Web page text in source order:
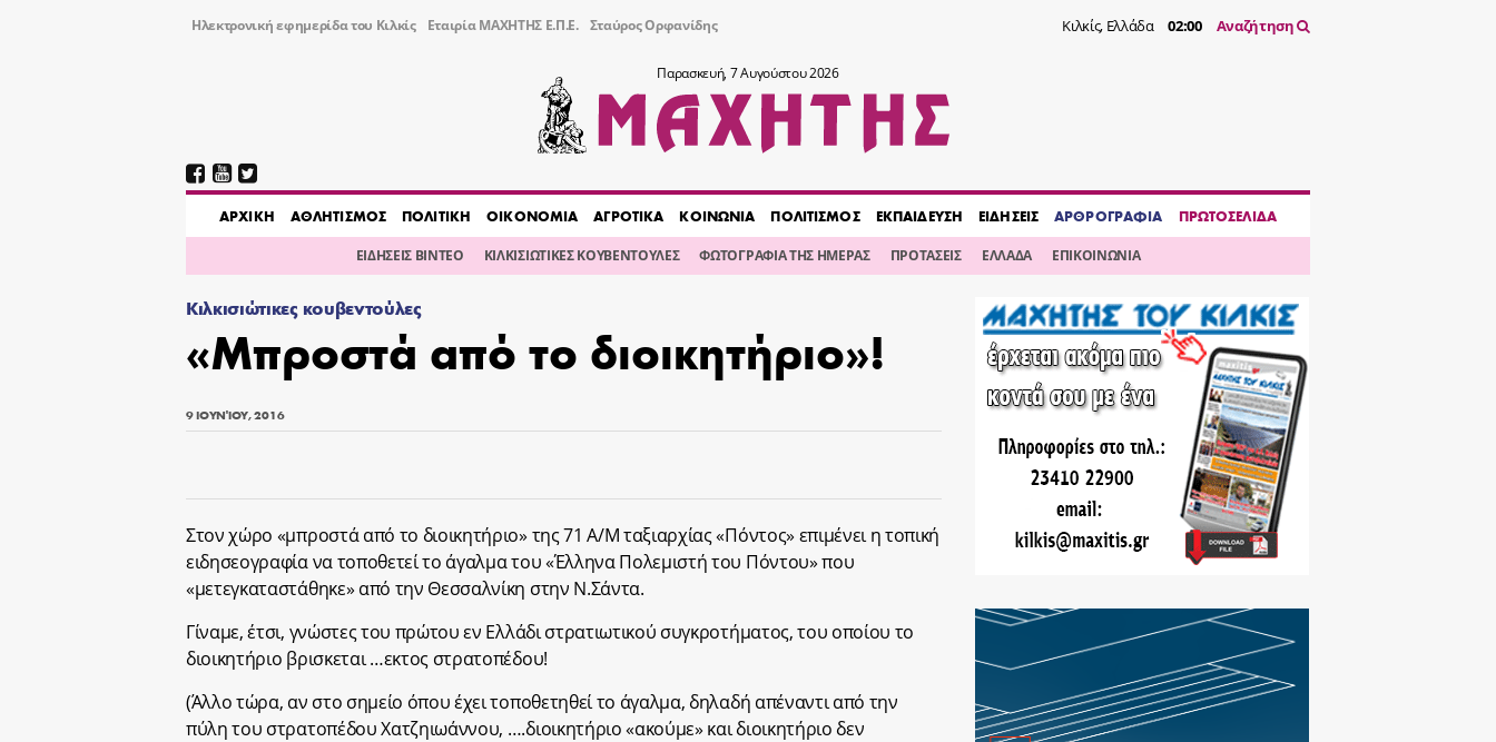
Ηλεκτρονική εφημερίδα του Κιλκίς Εταιρία ΜΑΧΗΤΗΣ Ε.Π.Ε. Σταύρος Ορφανίδης Κιλκίς, Ελλάδα 02:00 Αναζήτηση
Παρασκευή, 7 Αυγούστου 2026
AΡΧΙΚΗ ΑΘΛΗΤΙΣΜΟΣ ΠΟΛΙΤΙΚΗ ΟΙΚΟΝΟΜΙΑ ΑΓΡΟΤΙΚΑ ΚΟΙΝΩΝΙΑ ΠΟΛΙΤΙΣΜΟΣ ΕΚΠΑΙΔΕΥΣΗ ΕΙΔΗΣΕΙΣ ΑΡΘΡΟΓΡΑΦΙΑ ΠΡΩΤΟΣΕΛΙΔΑ
ΕΙΔΗΣΕΙΣ ΒΙΝΤΕΟ ΚΙΛΚΙΣΙΩΤΙΚΕΣ ΚΟΥΒΕΝΤΟΥΛΕΣ ΦΩΤΟΓΡΑΦΙΑ ΤΗΣ ΗΜΕΡΑΣ ΠΡΟΤΑΣΕΙΣ ΕΛΛΑΔΑ ΕΠΙΚΟΙΝΩΝΙΑ
Κιλκισιώτικες κουβεντούλες
«Μπροστά από το διοικητήριο»!
9 ΙΟΥΝΊΟΥ, 2016
Στον χώρο «μπροστά από το διοικητήριο» της 71 Α/Μ ταξιαρχίας «Πόντος» επιμένει η τοπική
ειδησεογραφία να τοποθετεί το άγαλμα του «Έλληνα Πολεμιστή του Πόντου» που
«μετεγκαταστάθηκε» από την Θεσσαλνίκη στην Ν.Σάντα.
Γίναμε, έτσι, γνώστες του πρώτου εν Ελλάδι στρατιωτικού συγκροτήματος, του οποίου το
διοικητήριο βρισκεται …εκτος στρατοπέδου!
(Άλλο τώρα, αν στο σημείο όπου έχει τοποθετηθεί το άγαλμα, δηλαδή απέναντι από την
πύλη του στρατοπέδου Χατζηιωάννου, ….διοικητήριο «ακούμε» και διοικητήριο δεν